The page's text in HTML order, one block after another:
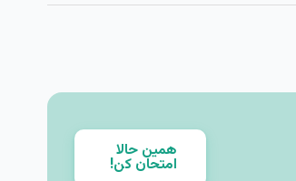
همین حالا
امتحان کن!